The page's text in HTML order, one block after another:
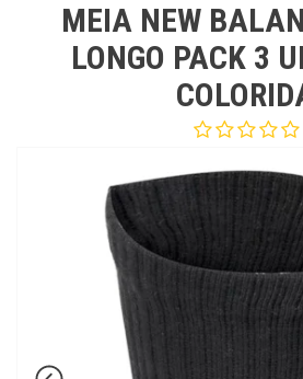
MEIA NEW
LONGO PACK 3